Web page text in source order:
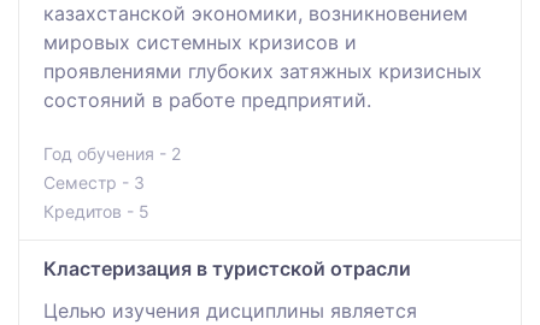
казахстанской экономики, возникновением
мировых системных кризисов и
проявлениями глубоких затяжных кризисных
состояний в работе предприятий.
Год обучения - 2
Семестр - 3
Кредитов - 5
Кластеризация в туристской отрасли
Целью изучения дисциплины является